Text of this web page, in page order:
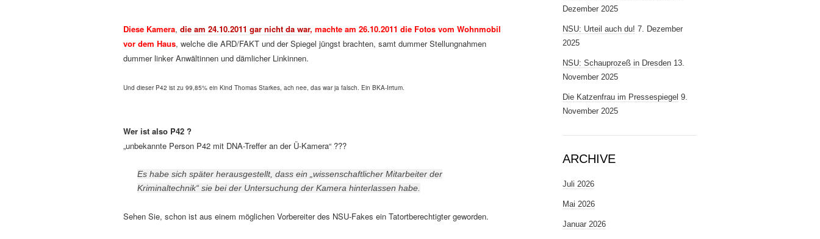
Diese Kamera, die am 24.10.2011 gar nicht da war, machte am 26.10.2011 die Fotos vom Wohnmobil
vor dem Haus, welche die ARD/FAKT und der Spiegel jüngst brachten, samt dummer Stellungnahmen
dummer linker Anwältinnen und dämlicher Linkinnen.
Und dieser P42 ist zu 99,85% ein Kind Thomas Starkes, ach nee, das war ja falsch. Ein BKA-Irrtum.
Wer ist also P42 ?
„unbekannte Person P42 mit DNA-Treffer an der Ü-Kamera“ ???
Es habe sich später herausgestellt, dass ein „wissenschaftlicher Mitarbeiter der
Kriminaltechnik“ sie bei der Untersuchung der Kamera hinterlassen habe.
Sehen Sie, schon ist aus einem möglichen Vorbereiter des NSU-Fakes ein Tatortberechtigter geworden.
Dezember 2025
NSU: Urteil auch du! 7. Dezember
2025
NSU: Schauprozeß in Dresden 13.
November 2025
Die Katzenfrau im Pressespiegel 9.
November 2025
ARCHIVE
Juli 2026
Mai 2026
Januar 2026